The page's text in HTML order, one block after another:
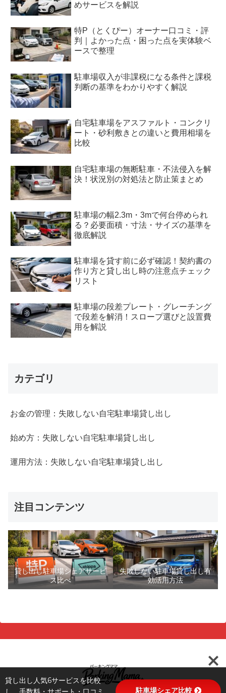
めサービスを解説
特P（とくぴー）オーナー口コミ・評
判｜よかった点・困った点を実体験ベ
ースで整理
駐車場収入が非課税になる条件と課税
判断の基準をわかりやすく解説
自宅駐車場をアスファルト・コンクリ
ート・砂利敷きとの違いと費用相場を
比較
自宅駐車場の無断駐車・不法侵入を解
決！状況別の対処法と防止策まとめ
駐車場の幅2.3m・3mで何台停められ
る？必要面積・寸法・サイズの基準を
徹底解説
駐車場を貸す前に必ず確認！契約書の
作り方と貸し出し時の注意点チェック
リスト
駐車場の段差プレート・グレーチング
で段差を解消！スロープ選びと設置費
用を解説
カテゴリ
お金の管理：失敗しない自宅駐車場貸し出し
始め方：失敗しない自宅駐車場貸し出し
運用方法：失敗しない自宅駐車場貸し出し
注目コンテンツ
貸し出し駐車場シェアサービ
ス比べ
失敗しない駐車場貸し出し有
効活用方法
貸し出し人気6サービスを比較
駐車場シェア比較